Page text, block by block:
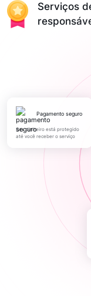
Serviços
pagamento seguro
Seu dinheiro está protegido
até você receber o serviço